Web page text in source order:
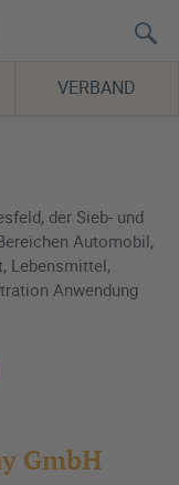
VERBAND
der Sieb- und
Automobil,
Lebensmittel,
Anwendung
GmbH